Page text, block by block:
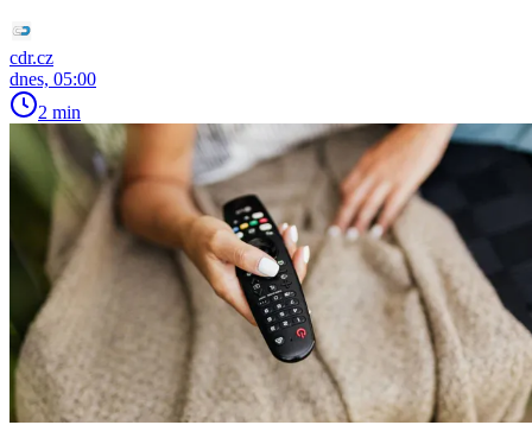
cdr.cz
dnes, 05:00
2 min